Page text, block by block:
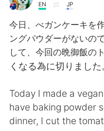
AI Grammar Checker
Français
繁體中文
EN JP
今日、べガンケーキを
ングパウダーがないの
して、今回の晩御飯の
くなる為に切りまし
Today I made a
have baking powder
dinner, I cut the